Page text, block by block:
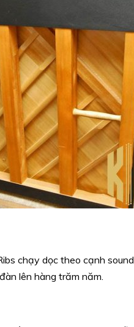
chạy dọc theo cạnh
lên hàng trăm năm.